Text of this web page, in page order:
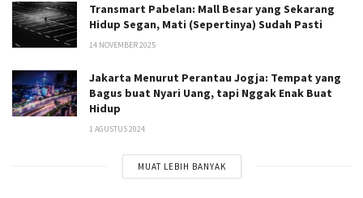
Transmart Pabelan: Mall Besar yang Sekarang
Hidup Segan, Mati (Sepertinya) Sudah Pasti
14 NOVEMBER 2025
Jakarta Menurut Perantau Jogja: Tempat yang
Bagus buat Nyari Uang, tapi Nggak Enak Buat
Hidup
1 AGUSTUS 2024
MUAT LEBIH BANYAK